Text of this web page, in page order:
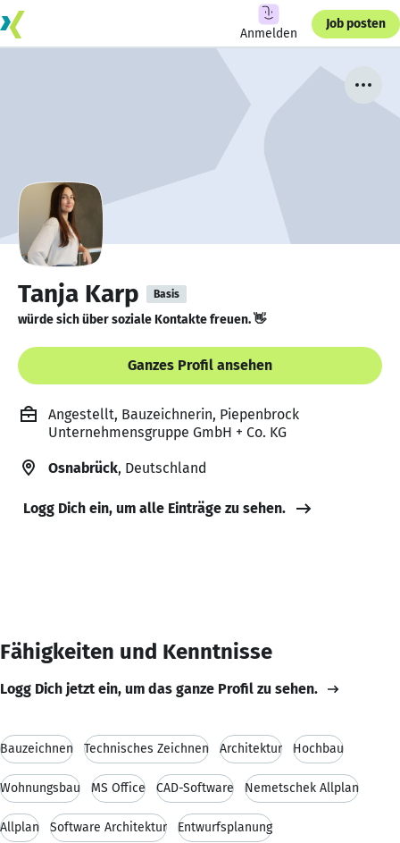
Anmelden
Job posten
Tanja Karp Basis
würde sich über soziale Kontakte freuen. 👋
Ganzes Profil ansehen
Angestellt, Bauzeichnerin, Piepenbrock
Unternehmensgruppe GmbH + Co. KG
Osnabrück, Deutschland
Logg Dich ein, um alle Einträge zu sehen.
Fähigkeiten und Kenntnisse
Logg Dich jetzt ein, um das ganze Profil zu sehen.
Bauzeichnen Technisches Zeichnen Architektur Hochbau
Wohnungsbau MS Office CAD-Software Nemetschek Allplan
Allplan Software Architektur Entwurfsplanung